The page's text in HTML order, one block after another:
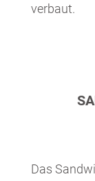
verbaut.
Das